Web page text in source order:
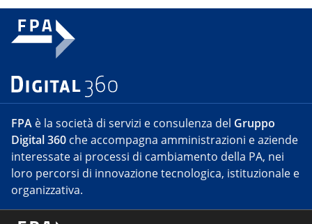
FPA è la società di servizi e consulenza del Gruppo
Digital 360 che accompagna amministrazioni e aziende
interessate ai processi di cambiamento della PA, nei
loro percorsi di innovazione tecnologica, istituzionale e
organizzativa.